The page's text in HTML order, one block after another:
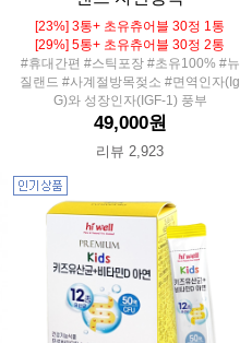
[23%] 3통+ 초유츄어블 30정 1통
[29%] 5통+ 초유츄어블 30정 2통
#휴대간편 #스틱포장 #초유100% #뉴
질랜드 #사계절방목젖소 #면역인자(Ig
G)와 성장인자(IGF-1) 풍부
49,000원
리뷰 2,923